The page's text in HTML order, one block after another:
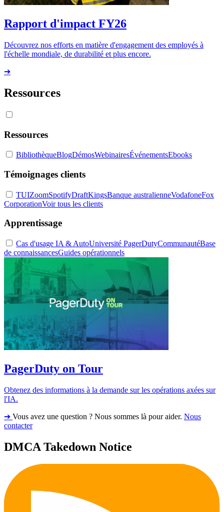
Rapport d'impact FY26
Découvrez nos efforts en matière d'engagement des employés à
l'échelle mondiale, de durabilité et plus encore.
➔
Ressources
Ressources
BibliothèqueBlogDémosWebinairesÉvénementsEbooks
Témoignages clients
TUIZoomSpotifyDraftKingsBanque australienneVodafoneFox
CorporationVoir tous les clients
Apprentissage
Cas d'usage IA & AutoUniversité PagerDutyCommunautéBase
de connaissancesGuides opérationnels
PagerDuty on Tour
Obtenez des informations à la demande sur les opérations axées sur
l'IA.
➔ Vous avez une question ? Nous sommes là pour aider. Nous
contacter
DMCA Takedown Notice